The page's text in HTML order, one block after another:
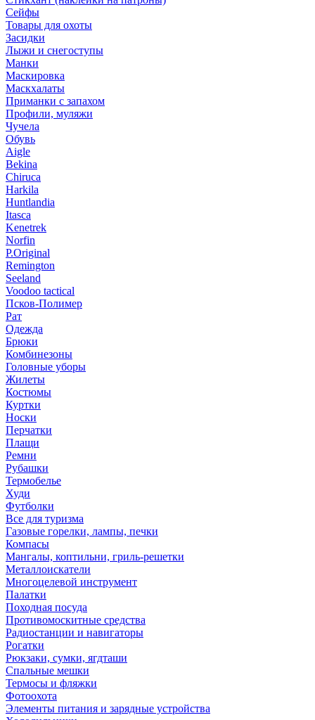
Сейфы
Товары для охоты
Засидки
Лыжи и снегоступы
Манки
Маскировка
Маскхалаты
Приманки с запахом
Профили, муляжи
Чучела
Обувь
Aigle
Bekina
Chiruсa
Harkila
Huntlandia
Itasca
Kenetrek
Norfin
P.Original
Remington
Seeland
Voodoo tactical
Псков-Полимер
Рат
Одежда
Брюки
Комбинезоны
Головные уборы
Жилеты
Костюмы
Куртки
Носки
Перчатки
Плащи
Ремни
Рубашки
Термобелье
Худи
Футболки
Все для туризма
Газовые горелки, лампы, печки
Компасы
Мангалы, коптильни, гриль-решетки
Металлоискатели
Многоцелевой инструмент
Палатки
Походная посуда
Противомоскитные средства
Радиостанции и навигаторы
Рогатки
Рюкзаки, сумки, ягдташи
Спальные мешки
Термосы и фляжки
Фотоохота
Элементы питания и зарядные устройства